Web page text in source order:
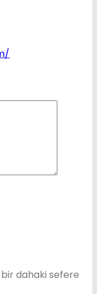
dahaki sefere